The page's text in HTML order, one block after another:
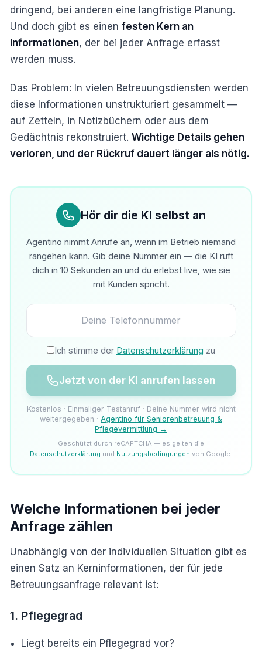
dringend, bei anderen eine langfristige Planung.
Und doch gibt es einen festen Kern an
Informationen, der bei jeder Anfrage erfasst
werden muss.
Das Problem: In vielen Betreuungsdiensten werden
diese Informationen unstrukturiert gesammelt —
auf Zetteln, in Notizbüchern oder aus dem
Gedächtnis rekonstruiert. Wichtige Details gehen
verloren, und der Rückruf dauert länger als nötig.
Hör dir die KI selbst an
Agentino nimmt Anrufe an, wenn im Betrieb niemand
rangehen kann. Gib deine Nummer ein — die KI ruft
dich in 10 Sekunden an und du erlebst live, wie sie
mit Kunden spricht.
Ich stimme der Datenschutzerklärung zu
Jetzt von der KI anrufen lassen
Kostenlos · Einmaliger Testanruf · Deine Nummer wird nicht
weitergegeben · Agentino für Seniorenbetreuung &
Pflegevermittlung →
Geschützt durch reCAPTCHA — es gelten die
Datenschutzerklärung und Nutzungsbedingungen von Google.
Welche Informationen bei jeder
Anfrage zählen
Unabhängig von der individuellen Situation gibt es
einen Satz an Kerninformationen, der für jede
Betreuungsanfrage relevant ist:
1. Pflegegrad
Liegt bereits ein Pflegegrad vor?